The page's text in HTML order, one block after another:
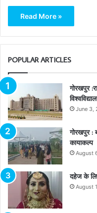
Read More »
POPULAR ARTICLES
गोरखपुर
June 3,
गोरखपुर :
कायाकल्प
August
दहेज के
August